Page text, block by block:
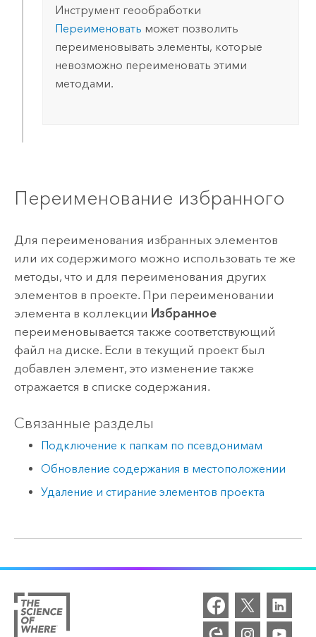
Инструмент геообработки
Переименовать может позволить
переименовывать элементы, которые
невозможно переименовать этими
методами.
Переименование избранного
Для переименования избранных элементов
или их содержимого можно использовать те же
методы, что и для переименования других
элементов в проекте. При переименовании
элемента в коллекции Избранное
переименовывается также соответствующий
файл на диске. Если в текущий проект был
добавлен элемент, это изменение также
отражается в списке содержания.
Связанные разделы
Подключение к папкам по псевдонимам
Обновление содержания в местоположении
Удаление и стирание элементов проекта